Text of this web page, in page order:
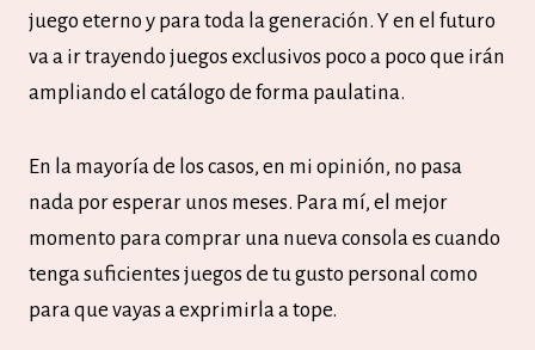
juego eterno y para toda la generación. Y en el futuro
va a ir trayendo juegos exclusivos poco a poco que irán
ampliando el catálogo de forma paulatina.
En la mayoría de los casos, en mi opinión, no pasa
nada por esperar unos meses. Para mí, el mejor
momento para comprar una nueva consola es cuando
tenga suficientes juegos de tu gusto personal como
para que vayas a exprimirla a tope.